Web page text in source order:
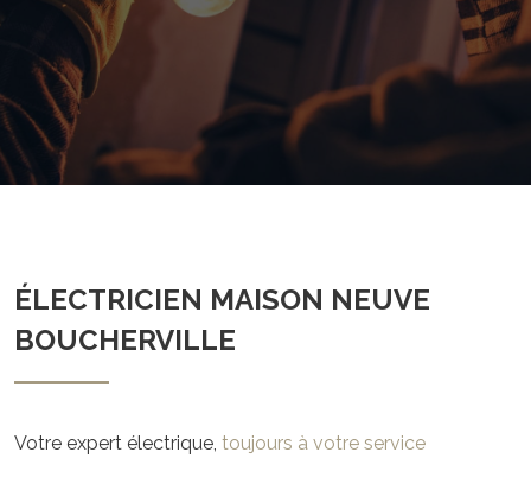
ÉLECTRICIEN MAISON NEUVE
BOUCHERVILLE
Votre expert électrique, toujours à votre service